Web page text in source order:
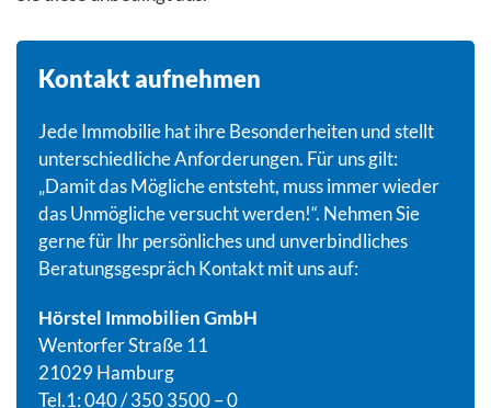
Kontakt aufnehmen
Jede Immobilie hat ihre Besonderheiten und stellt
unterschiedliche Anforderungen. Für uns gilt:
„Damit das Mögliche entsteht, muss immer wieder
das Unmögliche versucht werden!“. Nehmen Sie
gerne für Ihr persönliches und unverbindliches
Beratungsgespräch Kontakt mit uns auf:
Hörstel Immobilien GmbH
Wentorfer Straße 11
21029 Hamburg
Tel.1: 040 / 350 3500 – 0